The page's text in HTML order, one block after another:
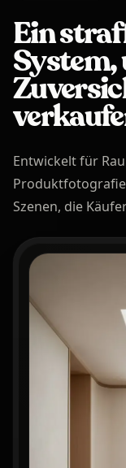
Ein
System,
Entwickelt für
Szenen, die